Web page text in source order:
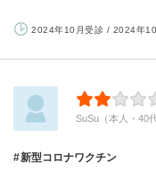
2024年10月受診 / 2024年
SuSu（本人・40
新型コロナワクチン